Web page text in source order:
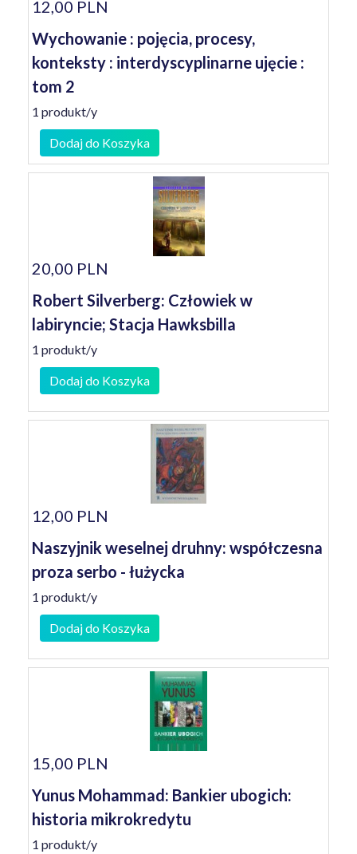
12,00 PLN
Wychowanie : pojęcia, procesy,
konteksty : interdyscyplinarne ujęcie :
tom 2
1 produkt/y
Dodaj do Koszyka
20,00 PLN
Robert Silverberg: Człowiek w
labiryncie; Stacja Hawksbilla
1 produkt/y
Dodaj do Koszyka
12,00 PLN
Naszyjnik weselnej druhny: współczesna
proza serbo - łużycka
1 produkt/y
Dodaj do Koszyka
15,00 PLN
Yunus Mohammad: Bankier ubogich:
historia mikrokredytu
1 produkt/y